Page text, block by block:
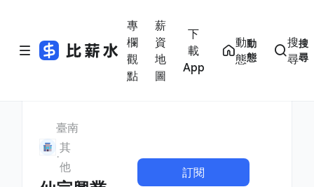
專
欄
觀
點
薪
資
地
圖
下
載
App
動
態
動
態
搜
尋
搜
尋
臺南
其
他
訂閱